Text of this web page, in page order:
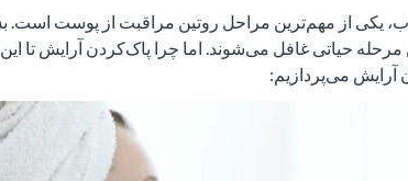
یکی از مهم‌ترین مراحل روتین مراقبت از پوست است.
حیاتی غافل می‌شوند. اما چرا پاک‌کردن آرایش تا
آرایش می‌پردازیم: